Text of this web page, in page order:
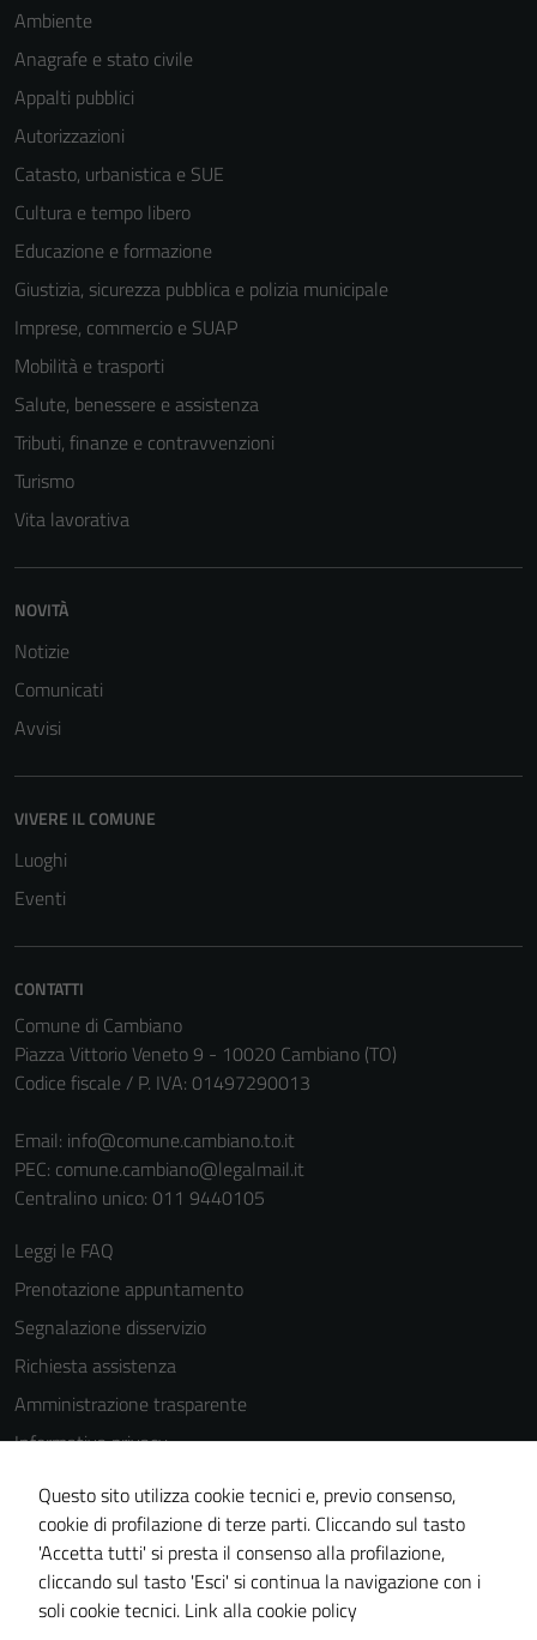
Ambiente
Anagrafe e stato civile
Appalti pubblici
Autorizzazioni
Catasto, urbanistica e SUE
Cultura e tempo libero
Educazione e formazione
Giustizia, sicurezza pubblica e polizia municipale
Imprese, commercio e SUAP
Mobilità e trasporti
Salute, benessere e assistenza
Tributi, finanze e contravvenzioni
Turismo
Vita lavorativa
NOVITÀ
Notizie
Comunicati
Avvisi
VIVERE IL COMUNE
Luoghi
Eventi
CONTATTI
Comune di Cambiano
Piazza Vittorio Veneto 9 - 10020 Cambiano (TO)
Codice fiscale / P. IVA: 01497290013
Email: info@comune.cambiano.to.it
PEC: comune.cambiano@legalmail.it
Centralino unico: 011 9440105
Leggi le FAQ
Prenotazione appuntamento
Segnalazione disservizio
Richiesta assistenza
Amministrazione trasparente
Informativa privacy
Cookie Policy
Note legali
Dichiarazione di accessibilità
Piano di miglioramento del sito
Questo sito utilizza cookie tecnici e, previo consenso,
cookie di profilazione di terze parti. Cliccando sul tasto
'Accetta tutti' si presta il consenso alla profilazione,
cliccando sul tasto 'Esci' si continua la navigazione con i
soli cookie tecnici. Link alla cookie policy
per il
funzionamento